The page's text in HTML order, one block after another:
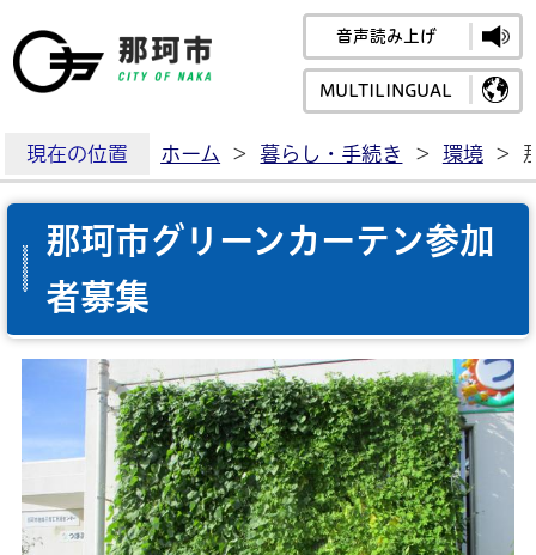
那珂市公式ホームペ
音声読み上げ
MULTILINGUAL
現在の位置 ホーム > 暮らし・手続き > 環境 >
那珂市グリーンカーテン参加
者募集